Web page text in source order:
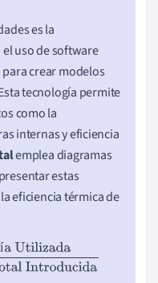
es la
uso de software
crear modelos
tecnología permite
como la
internas y eficiencia
emplea diagramas
estas
eficiencia térmica de
í
Total Introducida